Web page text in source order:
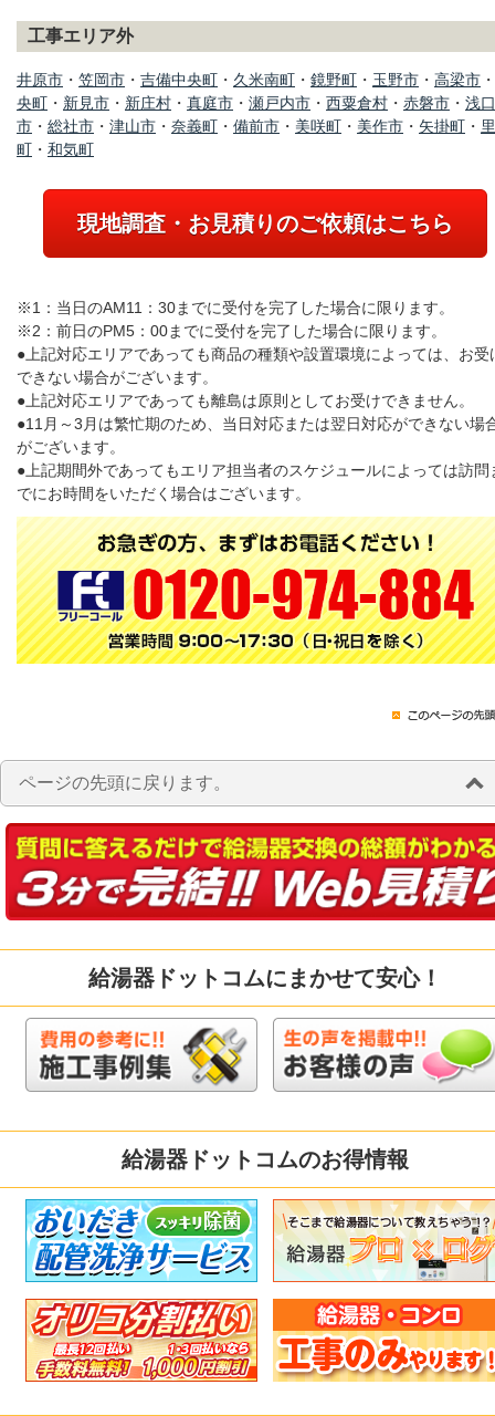
工事エリア外
井原市 ・ 笠岡市 ・ 吉備中央町 ・ 久米南町 ・ 鏡野町 ・ 玉野市 ・ 高梁市 ・
央町 ・ 新見市 ・ 新庄村 ・ 真庭市 ・ 瀬戸内市 ・ 西粟倉村 ・ 赤磐市 ・ 浅口
市 ・ 総社市 ・ 津山市 ・ 奈義町 ・ 備前市 ・ 美咲町 ・ 美作市 ・ 矢掛町 ・
町 ・ 和気町
現地調査・お見積りのご依頼はこちら
※1：当日のAM11：30までに受付を完了した場合に限ります。
※2：前日のPM5：00までに受付を完了した場合に限ります。
●上記対応エリアであっても商品の種類や設置環境によっては、お受
できない場合がございます。
●上記対応エリアであっても離島は原則としてお受けできません。
●11月～3月は繁忙期のため、当日対応または翌日対応ができない場
がございます。
●上記期間外であってもエリア担当者のスケジュールによっては訪問
でにお時間をいただく場合はございます。
ページの先頭に戻ります。
給湯器ドットコムにまかせて安心！
給湯器ドットコムのお得情報